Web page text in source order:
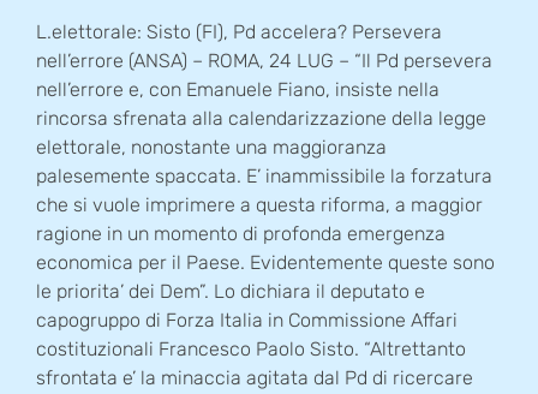
L.elettorale: Sisto (FI), Pd accelera? Persevera
nell’errore (ANSA) – ROMA, 24 LUG – “Il Pd persevera
nell’errore e, con Emanuele Fiano, insiste nella
rincorsa sfrenata alla calendarizzazione della legge
elettorale, nonostante una maggioranza
palesemente spaccata. E’ inammissibile la forzatura
che si vuole imprimere a questa riforma, a maggior
ragione in un momento di profonda emergenza
economica per il Paese. Evidentemente queste sono
le priorita’ dei Dem”. Lo dichiara il deputato e
capogruppo di Forza Italia in Commissione Affari
costituzionali Francesco Paolo Sisto. “Altrettanto
sfrontata e’ la minaccia agitata dal Pd di ricercare